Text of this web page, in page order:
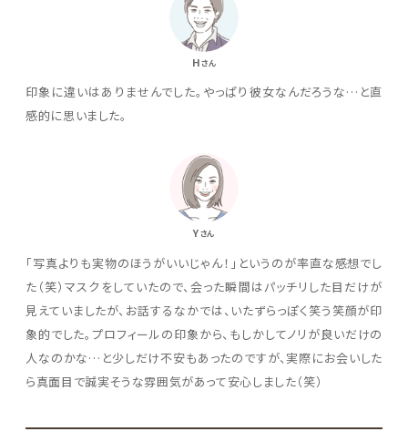
Hさん
印象に違いはありませんでした。やっぱり彼女なんだろうな…と直
感的に思いました。
Yさん
「写真よりも実物のほうがいいじゃん！」というのが率直な感想でし
た（笑）マスクをしていたので、会った瞬間はパッチリした目だけが
見えていましたが、お話するなかでは、いたずらっぽく笑う笑顔が印
象的でした。プロフィールの印象から、もしかしてノリが良いだけの
人なのかな…と少しだけ不安もあったのですが、実際にお会いした
ら真面目で誠実そうな雰囲気があって安心しました（笑）